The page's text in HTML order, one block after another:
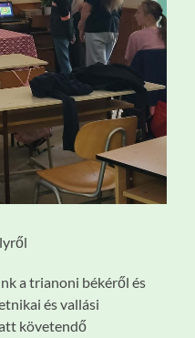
a trianoni békéről és
és vallási
követendő